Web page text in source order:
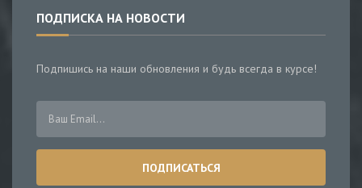
ПОДПИСКА НА НОВОСТИ
Подпишись на наши обновления и будь всегда в курсе!